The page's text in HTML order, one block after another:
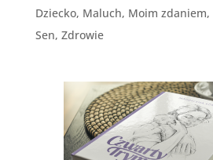
Dziecko, Maluch, Moim zdaniem,
Sen, Zdrowie